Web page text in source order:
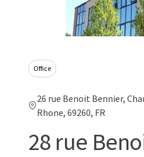
Office
26 rue Benoit Bennier,
Rhone, 69260, FR
28 rue